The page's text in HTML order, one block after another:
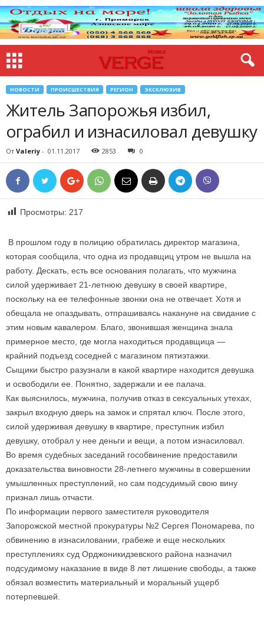
НОВОСТИ ПРОИСШЕСТВИЯ РЕГИОН ЭКСКЛЮЗИВ
Житель Запорожья избил,
ограбил и изнасиловал девушку
От Valeriy - 01.11.2017 2853 0
Просмотры: 217
В прошлом году в полицию обратилась директор магазина,
которая сообщила, что одна из продавщиц утром не вышла на
работу. Дескать, есть все основания полагать, что мужчина
силой удерживает 21-летнюю девушку в своей квартире,
поскольку на ее телефонные звонки она не отвечает. Хотя и
обещала не опаздывать, отпрашиваясь накануне на свидание с
этим новым кавалером. Благо, звонившая женщина знала
примерное место, где могла находиться продавщица —
крайний подъезд соседней с магазином пятиэтажки.
Сыщики быстро разузнали в какой квартире находится девушка
и освободили ее. Понятно, задержали и ее палача.
Как выяснилось, мужчина, получив отказ в сексуальных утехах,
закрыл входную дверь на замок и спрятал ключ. После этого,
силой удерживая девушку в квартире, преступник избил
девушку, отобрал у нее деньги и вещи, а потом изнасиловал.
Во время судебных заседаний гособвинение предоставили
доказательства виновности 28-летнего мужчины в совершении
умышленных преступлений, но сам подсудимый свою вину
признал лишь отчасти.
По информации первого заместителя руководителя
Запорожской местной прокуратуры №2 Сергея Пономарева, по
обвинению в изнасиловании, грабеже и еще нескольких
преступлениях суд Орджоникидзевского района назначил
подсудимому наказание в виде 8 лет лишение свободы, а также
обязал возместить материальный и моральный ущерб
потерпевшей.